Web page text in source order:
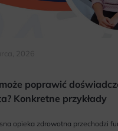
2026
poprawić
Konkretne przykłady
opieka zdrowotna przechodzi